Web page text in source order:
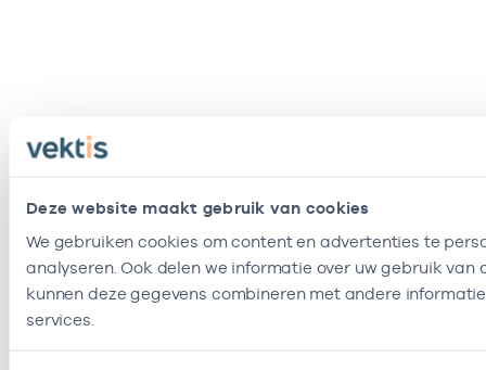
Deze website maakt gebruik van cookies
We gebruiken cookies om content en advertenties te
analyseren. Ook delen we informatie over uw gebruik
kunnen deze gegevens combineren met andere
services.